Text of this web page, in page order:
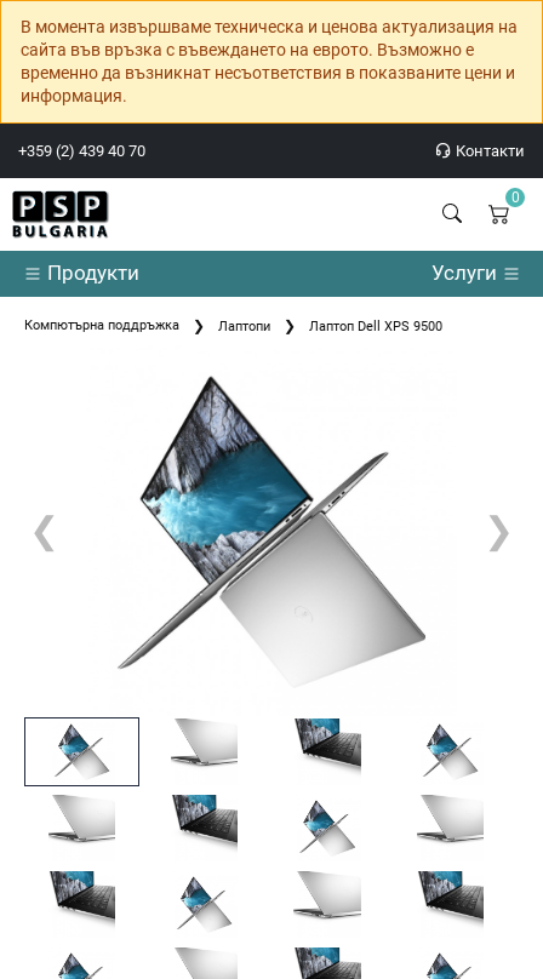
В момента извършваме техническа и ценова актуализация на
сайта във връзка с въвеждането на еврото. Възможно е
временно да възникнат несъответствия в показваните цени и
информация.
+359 (2) 439 40 70 Контакти
0
Продукти Услуги
Компютърна поддръжка Лаптопи Лаптоп Dell XPS 9500
❮ ❯